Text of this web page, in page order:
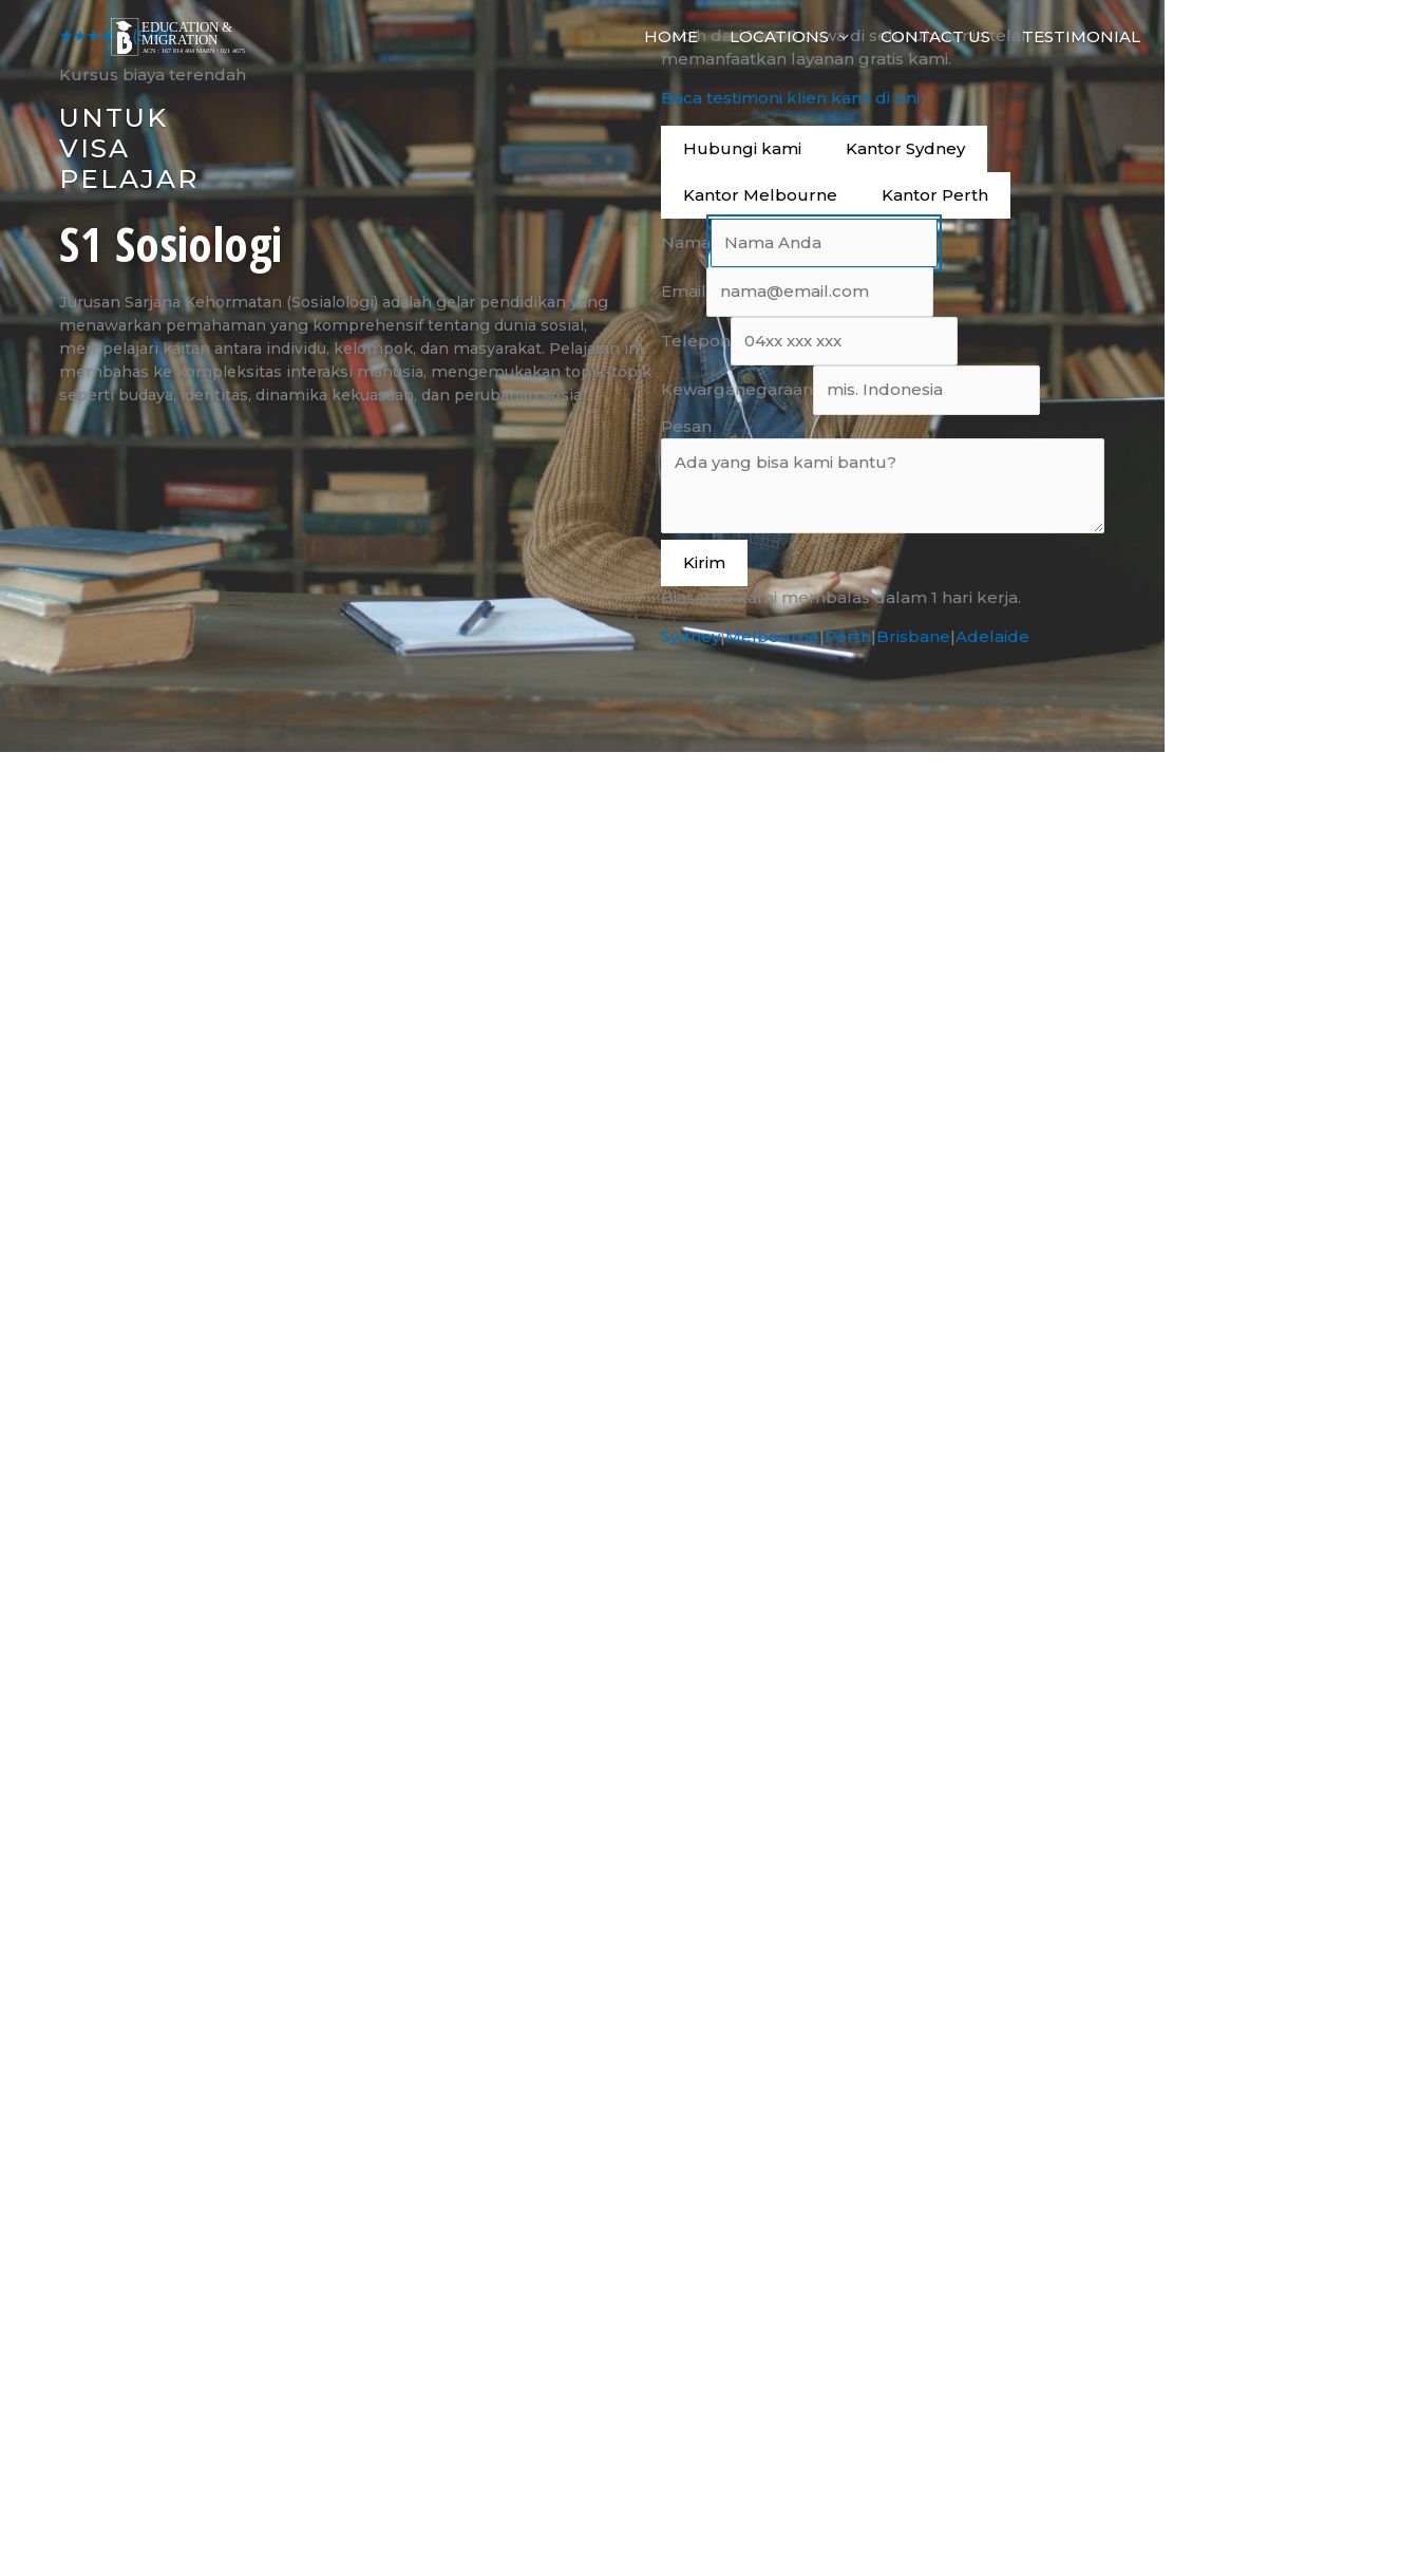
Skip
to
content
HOME LOCATIONS CONTACT US TESTIMONIAL
★★★★★ (540)
Kursus biaya terendah
UNTUK
VISA
PELAJAR
S1 Sosiologi
Jurusan Sarjana Kehormatan (Sosialologi) adalah gelar pendidikan yang
menawarkan pemahaman yang komprehensif tentang dunia sosial,
mempelajari kaitan antara individu, kelompok, dan masyarakat. Pelajaran ini
membahas ke kompleksitas interaksi manusia, mengemukakan topik-topik
seperti budaya, identitas, dinamika kekuasaan, dan perubahan sosial.
Lebih dari 14.000 siswa di seluruh dunia telah
memanfaatkan layanan gratis kami.
Baca testimoni klien kami di sini
Hubungi kami Kantor Sydney
Kantor Melbourne Kantor Perth
Nama
Email
Telepon
Kewarganegaraan
Pesan
Kirim
Biasanya kami membalas dalam 1 hari kerja.
Sydney|Melbourne|Perth|Brisbane|Adelaide